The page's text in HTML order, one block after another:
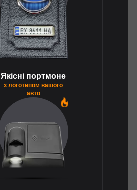
Якісні портмоне
з логотипом вашого
авто